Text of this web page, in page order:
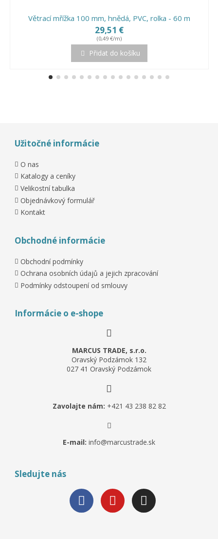
Větrací mřížka 100 mm, hnědá, PVC, rolka - 60 m
29,51 €
(0,49 €/m)
Přidat do košíku
Užitočné informácie
O nas
Katalogy a ceníky
Velikostní tabulka
Objednávkový formulář
Kontakt
Obchodné informácie
Obchodní podmínky
Ochrana osobních údajů a jejich zpracování
Podmínky odstoupení od smlouvy
Informácie o e-shope
MARCUS TRADE, s.r.o.
Oravský Podzámok 132
027 41 Oravský Podzámok
Zavolajte nám: +421 43 238 82 82
E-mail: info@marcustrade.sk
Sledujte nás